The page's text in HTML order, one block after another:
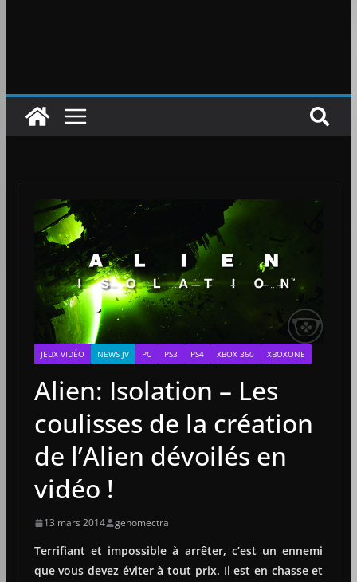
JEUX VIDÉO NEWS JV PC PS3 PS4 XBOX 360 XBOXONE
Alien: Isolation – Les
coulisses de la création
de l’Alien dévoilés en
vidéo !
13 mars 2014 genomectra
Terrifiant et impossible à arrêter, c’est un ennemi
que vous devez éviter à tout prix. Il est en chasse et